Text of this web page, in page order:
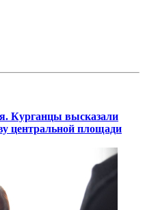
Курганцы высказали
центральной площади